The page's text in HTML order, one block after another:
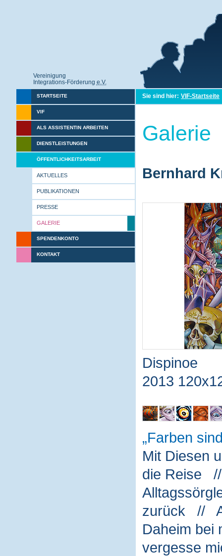
Vereinigung
Integrations-Förderung e.V.
STARTSEITE
VIF
ALS ASSISTENTIN ARBEITEN
DIENSTLEISTUNGEN
ÖFFENTLICHKEITSARBEIT
AKTUELLES
PUBLIKATIONEN
PRESSE
GALERIE
SPENDENKONTO
KONTAKT
Sie sind hier: VIF-Startseite
Galerie
Bernhard
Dispinoe
2013
Farben
Mit Diesen
die Reise
zurück //
Daheim
vergesse